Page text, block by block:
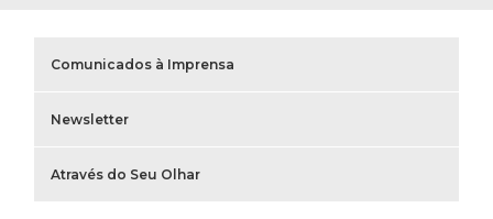
Comunicados à Imprensa
Newsletter
Através do Seu Olhar